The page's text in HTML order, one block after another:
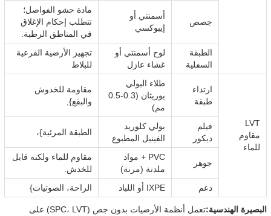
جصص
أسمنتي أو
إيبوكسي
مادة حشو الفواصل؛
تتطلب إحكام الإغلاق
في المناطق الرطبة.
الطبقة
السفلية
لوح أسمنتي أو
غشاء عازل
تجهيز الأرضية الفرعية
للبلاط
LVT
مقاوم
للماء
ارتداء
طبقة
طلاء البولي
يوريثان (0.3-0.5
مم)
مقاومة للخدوش
والبقع},
فيلم
ديكور
بولي كلوريد
الفينيل المطبوع
الطبقة المرئية}،
جوهر
PVC + مواد
ملدنة (مرنة)
مقاوم للماء ولكنه قابل
للخدش.
دعم
IXPE أو اللباد الراحة، الصوتيات}
البصيرة الهندسية:
تعمل أنظمة الأرضيات بدون جص (SPC، LVT) على